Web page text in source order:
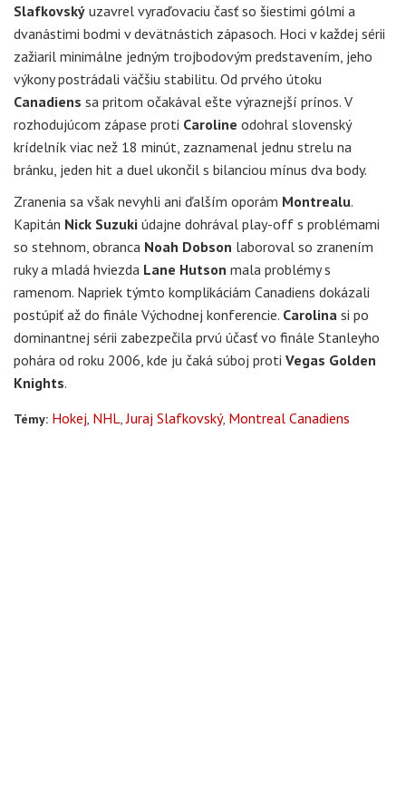
Slafkovský uzavrel vyraďovaciu časť so šiestimi gólmi a
dvanástimi bodmi v devätnástich zápasoch. Hoci v každej sérii
zažiaril minimálne jedným trojbodovým predstavením, jeho
výkony postrádali väčšiu stabilitu. Od prvého útoku
Canadiens sa pritom očakával ešte výraznejší prínos. V
rozhodujúcom zápase proti Caroline odohral slovenský
krídelník viac než 18 minút, zaznamenal jednu strelu na
bránku, jeden hit a duel ukončil s bilanciou mínus dva body.
Zranenia sa však nevyhli ani ďalším oporám Montrealu.
Kapitán Nick Suzuki údajne dohrával play-off s problémami
so stehnom, obranca Noah Dobson laboroval so zranením
ruky a mladá hviezda Lane Hutson mala problémy s
ramenom. Napriek týmto komplikáciám Canadiens dokázali
postúpiť až do finále Východnej konferencie. Carolina si po
dominantnej sérii zabezpečila prvú účasť vo finále Stanleyho
pohára od roku 2006, kde ju čaká súboj proti Vegas Golden
Knights.
Témy: Hokej NHL Juraj Slafkovský Montreal Canadiens